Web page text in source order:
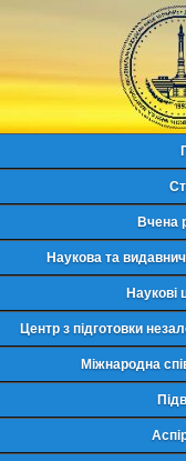
Вчена
Наукова та
Наукові
Центр з підготовки
Міжнародна